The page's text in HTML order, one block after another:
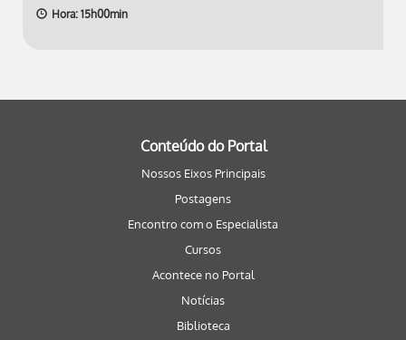
Hora: 15h00min
Conteúdo do Portal
Nossos Eixos Principais
Postagens
Encontro com o Especialista
Cursos
Acontece no Portal
Notícias
Biblioteca